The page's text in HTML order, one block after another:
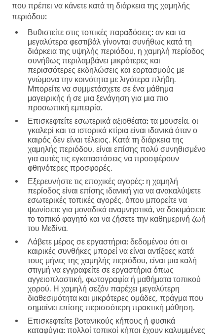
που πρέπει να κάνετε κατά τη διάρκεια της χαμηλής
περιόδου:
Βυθιστείτε στις τοπικές παραδόσεις: αν και τα
μεγαλύτερα φεστιβάλ γίνονται συνήθως κατά τη
διάρκεια της υψηλής περιόδου, η χαμηλή περίοδος
συνήθως περιλαμβάνει μικρότερες και
περισσότερες εκδηλώσεις και εορτασμούς με
γνώμονα την κοινότητα με λιγότερα πλήθη.
Μπορείτε να συμμετάσχετε σε ένα μάθημα
μαγειρικής ή σε μια ξενάγηση για μια πιο
προσωπική εμπειρία.
Επισκεφτείτε εσωτερικά αξιοθέατα: τα μουσεία, οι
γκαλερί και τα ιστορικά κτίρια είναι ιδανικά όταν ο
καιρός δεν είναι τέλειος. Κατά τη διάρκεια της
χαμηλής περιόδου, είναι επίσης πολύ συνηθισμένο
για αυτές τις εγκαταστάσεις να προσφέρουν
φθηνότερες προσφορές.
Εξερευνήστε τις εποχικές αγορές: η χαμηλή
περίοδος είναι επίσης ιδανική για να ανακαλύψετε
εσωτερικές τοπικές αγορές, όπου μπορείτε να
ψωνίσετε για μοναδικά αναμνηστικά, να δοκιμάσετε
το τοπικό φαγητό και να ζήσετε την καθημερινή ζωή
του Μεδίνα.
Λάβετε μέρος σε εργαστήρια: δεδομένου ότι οι
καιρικές συνθήκες μπορεί να είναι αντίξοες κατά
τους μήνες της χαμηλής περιόδου, είναι μια καλή
στιγμή να εγγραφείτε σε εργαστήρια όπως
αγγειοπλαστική, φωτογραφία ή μαθήματα τοπικού
χορού. Η χαμηλή σεζόν παρέχει μεγαλύτερη
διαθεσιμότητα και μικρότερες ομάδες, πράγμα που
σημαίνει επίσης περισσότερη πρακτική μάθηση.
Επισκεφτείτε βοτανικούς κήπους ή φυσικά
καταφύγια: πολλοί τοπικοί κήποι έχουν καλυμμένες